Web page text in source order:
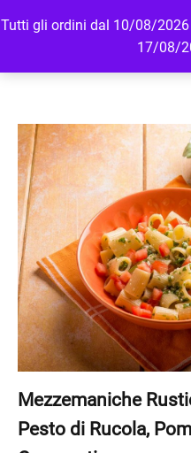
Tutti gli ordini dal 10/08/
17/08/
MENU
Mezzemaniche
Pesto di Rucola,